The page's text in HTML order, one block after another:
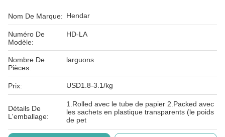
Nom De Marque: Hendar
Numéro De
Modèle:
HD-LA
Nombre De
Pièces:
larguons
Prix: USD1.8-3.1/kg
Détails De
L'emballage:
1.Rolled avec le tube de papier 2.Packed avec
les sachets en plastique transparents (le poids
de pet